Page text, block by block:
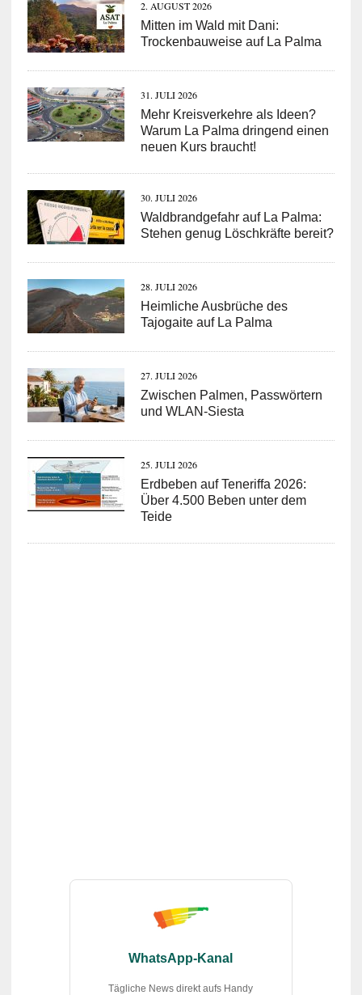
2. AUGUST 2026
Mitten im Wald mit Dani:
Trockenbauweise auf La Palma
31. JULI 2026
Mehr Kreisverkehre als Ideen?
Warum La Palma dringend einen
neuen Kurs braucht!
30. JULI 2026
Waldbrandgefahr auf La Palma:
Stehen genug Löschkräfte bereit?
28. JULI 2026
Heimliche Ausbrüche des
Tajogaite auf La Palma
27. JULI 2026
Zwischen Palmen, Passwörtern
und WLAN-Siesta
25. JULI 2026
Erdbeben auf Teneriffa 2026:
Über 4.500 Beben unter dem
Teide
WhatsApp-Kanal
Tägliche News direkt aufs Handy